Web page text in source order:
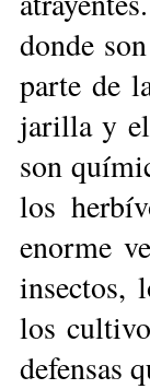
donde
parte de
jarilla y el
son
los
enorme
insectos,
los
defensas